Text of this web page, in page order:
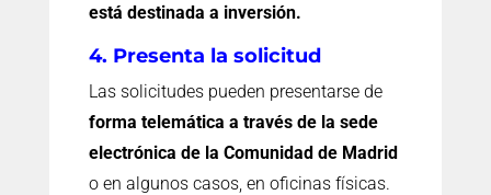
está destinada a inversión.
4. Presenta la solicitud
Las solicitudes pueden presentarse de
forma telemática a través de la sede
electrónica de la Comunidad de Madrid
o en algunos casos, en oficinas físicas.